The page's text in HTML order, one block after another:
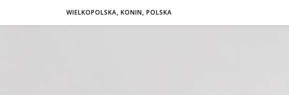
WIELKOPOLSKA, KONIN, POLSKA